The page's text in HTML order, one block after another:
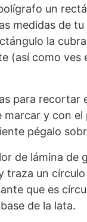
un
medidas de tu
la cubra
(así como ves
para recortar
marcar y con el
pégalo
de lámina de
traza un
que es
de la lata.